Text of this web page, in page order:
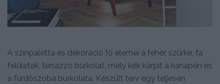
A színpaletta és dekoráció fő elemei a fehér, szürke, fa
felületek, terrazzo burkolat, mély kék kárpit a kanapén és
a fürdőszoba burkolata. Készült terv egy teljesen